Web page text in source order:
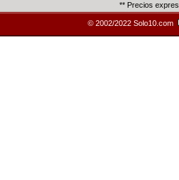
** Precios
© 2002/2022 Solo10.com